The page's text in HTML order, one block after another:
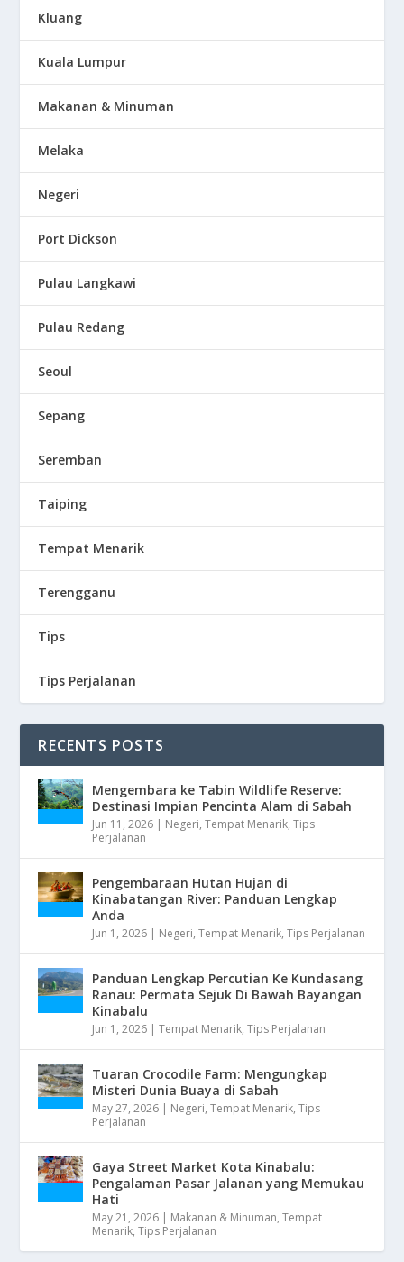
Kluang
Kuala Lumpur
Makanan & Minuman
Melaka
Negeri
Port Dickson
Pulau Langkawi
Pulau Redang
Seoul
Sepang
Seremban
Taiping
Tempat Menarik
Terengganu
Tips
Tips Perjalanan
RECENTS POSTS
Mengembara ke Tabin Wildlife Reserve:
Destinasi Impian Pencinta Alam di Sabah
Jun 11, 2026 | Negeri,Tempat Menarik,Tips
Perjalanan
Pengembaraan Hutan Hujan di
Kinabatangan River: Panduan Lengkap
Anda
Jun 1, 2026 | Negeri,Tempat Menarik,Tips Perjalanan
Panduan Lengkap Percutian Ke Kundasang
Ranau: Permata Sejuk Di Bawah Bayangan
Kinabalu
Jun 1, 2026 |Tempat Menarik,Tips Perjalanan
Tuaran Crocodile Farm: Mengungkap
Misteri Dunia Buaya di Sabah
May 27, 2026 | Negeri,Tempat Menarik,Tips
Perjalanan
Gaya Street Market Kota Kinabalu:
Pengalaman Pasar Jalanan yang Memukau
Hati
May 21, 2026 | Makanan & Minuman,Tempat
Menarik,Tips Perjalanan